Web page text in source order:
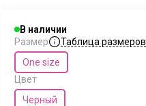
В наличии
Размер
Таблица размеров
One size
Цвет
Черный